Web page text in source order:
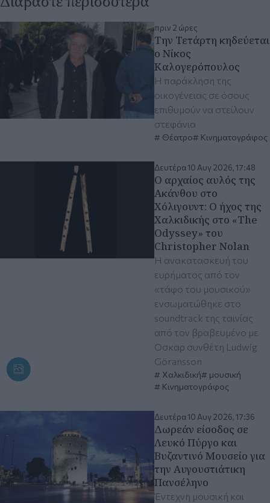
πριν 2 ώρες
Την Τετάρτη κηδεύεται
ο Νίκος
Καλογερόπουλος
Η παράκληση της
οικογένειας σε όσους
επιθυμούν να στείλουν
στεφάνια
Θέατρο Κινηματογράφος
Δευτέρα 10 Αυγ 2026, 17:48
Ο αρχαίος αυλός της
Ακάνθου στο
Χόλιγουντ: Ο ήχος της
Χαλκιδικής στο «The
Odyssey» του
Christopher Nolan
Η ανακατασκευή του
ευρήματος από τον
«τάφο του μουσικού»
ενσωματώθηκε στο
soundtrack της ταινίας
από τον βραβευμένο με
Όσκαρ συνθέτη Ludwig
Göransson
Χαλκιδική
μουσική
Κινηματογράφος
Δευτέρα 10 Αυγ 2026, 17:36
Δωρεάν είσοδος σε
Λευκό Πύργο και
Βυζαντινό Μουσείο για
την Αυγουστιάτικη
Πανσέληνο
Έντεχνη μουσική και